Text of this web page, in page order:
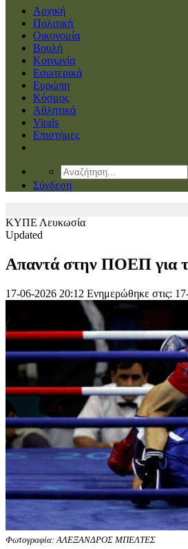
Αρχική
Πολιτική
Οικονομία
Βουλή
Κοινωνία
Εσωτερικά
Ευρώπη
Κόσμος
Αθλητικά
Virals
Επιστήμες
Σύνδεση
ΚΥΠΕ Λευκωσία
Updated
Απαντά στην ΠΟΕΠ για
17-06-2026 20:12 Ενημερώθηκε στις:
Φωτογραφία: ΑΛΕΞΑΝΔΡΟΣ ΜΠΕΛΤΕΣ